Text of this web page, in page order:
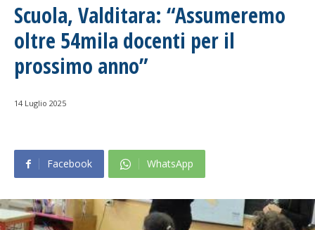
Scuola, Valditara: “Assumeremo
oltre 54mila docenti per il
prossimo anno”
14 Luglio 2025
Facebook WhatsApp